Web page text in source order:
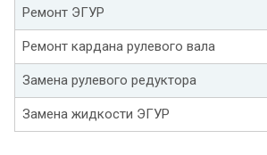
Ремонт ЭГУР
Ремонт кардана рулевого вала
Замена рулевого редуктора
Замена жидкости ЭГУР